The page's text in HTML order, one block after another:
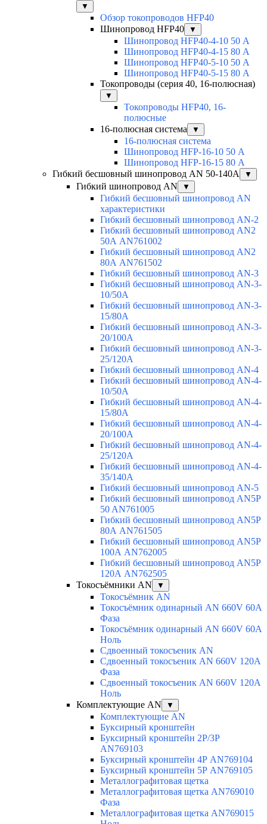
▼
Обзор токопроводов HFP40
Шинопровод HFP40
▼
Шинопровод HFP40-4-10 50 А
Шинопровод HFP40-4-15 80 А
Шинопровод HFP40-5-10 50 А
Шинопровод HFP40-5-15 80 А
Токопроводы (серия 40, 16-полюсная)
▼
Токопроводы HFP40, 16-
полюсные
16-полюсная система
▼
16-полюсная система
Шинопровод HFP-16-10 50 А
Шинопровод HFP-16-15 80 А
Гибкий бесшовный шинопровод AN 50-140А
▼
Гибкий шинопровод AN ▼
Гибкий бесшовный шинопровод AN
характеристики
Гибкий бесшовный шинопровод AN-2
Гибкий бесшовный шинопровод AN2
50А AN761002
Гибкий бесшовный шинопровод AN2
80А AN761502
Гибкий бесшовный шинопровод AN-3
Гибкий бесшовный шинопровод AN-3-
10/50A
Гибкий бесшовный шинопровод AN-3-
15/80A
Гибкий бесшовный шинопровод AN-3-
20/100A
Гибкий бесшовный шинопровод AN-3-
25/120A
Гибкий бесшовный шинопровод AN-4
Гибкий бесшовный шинопровод AN-4-
10/50A
Гибкий бесшовный шинопровод AN-4-
15/80A
Гибкий бесшовный шинопровод AN-4-
20/100A
Гибкий бесшовный шинопровод AN-4-
25/120A
Гибкий бесшовный шинопровод AN-4-
35/140A
Гибкий бесшовный шинопровод AN-5
Гибкий бесшовный шинопровод AN5P
50 AN761005
Гибкий бесшовный шинопровод AN5P
80А AN761505
Гибкий бесшовный шинопровод AN5P
100А AN762005
Гибкий бесшовный шинопровод AN5P
120А AN762505
Токосъёмники AN
▼
Токосъёмник AN
Токосъёмник одинарный AN 660V 60A
Фаза
Токосъёмник одинарный AN 660V 60A
Ноль
Сдвоенный токосъеник AN
Сдвоенный токосъеник AN 660V 120A
Фаза
Сдвоенный токосъеник AN 660V 120A
Ноль
Комплектующие AN
▼
Комплектующие AN
Буксирный кронштейн
Буксирный кронштейн 2Р/3Р
AN769103
Буксирный кронштейн 4Р AN769104
Буксирный кронштейн 5Р AN769105
Металлографитовая щетка
Металлографитовая щетка AN769010
Фаза
Металлографитовая щетка AN769015